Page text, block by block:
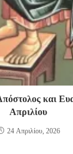
και
Απριλίου
24 Απριλίου, 2026